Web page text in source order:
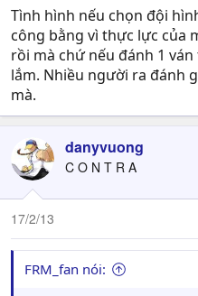
Tình hình nếu chọn đội
công bằng vì thực lực của
rồi mà chứ nếu đánh 1
lắm. Nhiều người ra đánh
mà.
danyvuong
C O N T R A
17/2/13
FRM_fan nói: